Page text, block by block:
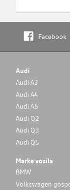
Facebook
Audi
Audi A3
Audi A4
Audi A6
Audi Q2
Audi Q3
Audi Q5
Marke vozila
BMW
Volkswagen